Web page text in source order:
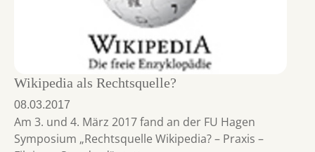
Wikipedia als Rechtsquelle?
08.03.2017
Am 3. und 4. März 2017 fand an der FU Hagen
Symposium „Rechtsquelle Wikipedia? – Praxis –